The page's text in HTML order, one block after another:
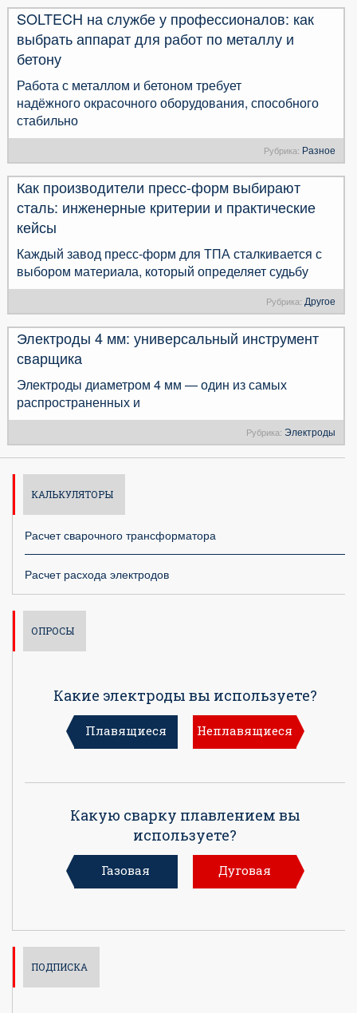
SOLTECH на службе у профессионалов: как
выбрать аппарат для работ по металлу и
бетону
Работа с металлом и бетоном требует
надёжного окрасочного оборудования, способного
стабильно
Рубрика: Разное
Как производители пресс-форм выбирают
сталь: инженерные критерии и практические
кейсы
Каждый завод пресс-форм для ТПА сталкивается с
выбором материала, который определяет судьбу
Рубрика: Другое
Электроды 4 мм: универсальный инструмент
сварщика
Электроды диаметром 4 мм — один из самых
распространенных и
Рубрика: Электроды
КАЛЬКУЛЯТОРЫ
Расчет сварочного трансформатора
Расчет расхода электродов
ОПРОСЫ
Какие электроды вы используете?
Плавящиеся Неплавящиеся
Какую сварку плавлением вы
используете?
Газовая Дуговая
ПОДПИСКА